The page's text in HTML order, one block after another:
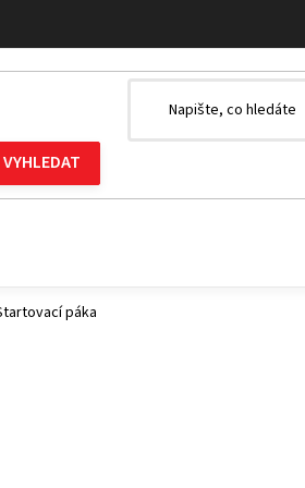
páka